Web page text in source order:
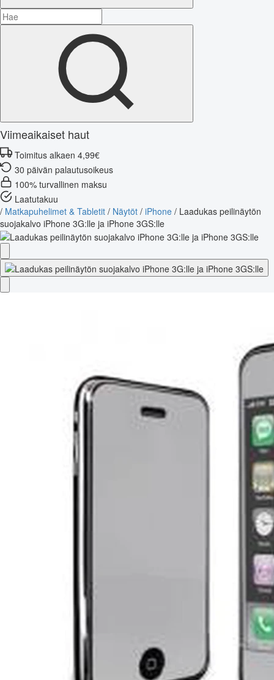
Viimeaikaiset haut
Toimitus alkaen 4,99€
30 päivän palautusoikeus
100% turvallinen maksu
Laatutakuu
/ Matkapuhelimet & Tabletit / Näytöt / iPhone / Laadukas peilinäytön
suojakalvo iPhone 3G:lle ja iPhone 3GS:lle